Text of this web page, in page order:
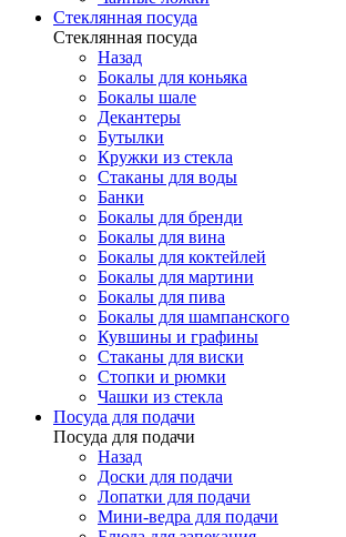
Стеклянная посуда
Стеклянная посуда
Назад
Бокалы для коньяка
Бокалы шале
Декантеры
Бутылки
Кружки из стекла
Стаканы для воды
Банки
Бокалы для бренди
Бокалы для вина
Бокалы для коктейлей
Бокалы для мартини
Бокалы для пива
Бокалы для шампанского
Кувшины и графины
Стаканы для виски
Стопки и рюмки
Чашки из стекла
Посуда для подачи
Посуда для подачи
Назад
Доски для подачи
Лопатки для подачи
Мини-ведра для подачи